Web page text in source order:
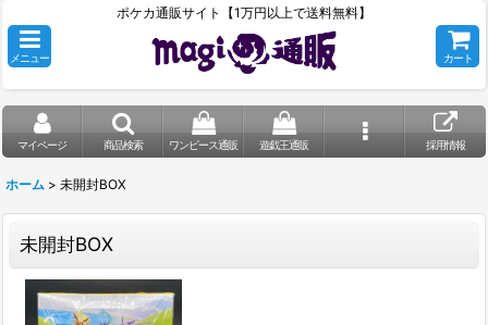
ポケカ通販サイト【1万円以上で送料無料】
メニュー カート
マイページ 商品検索 ワンピース通販 遊戯王通販 採用情報
ホーム > 未開封BOX
未開封BOX